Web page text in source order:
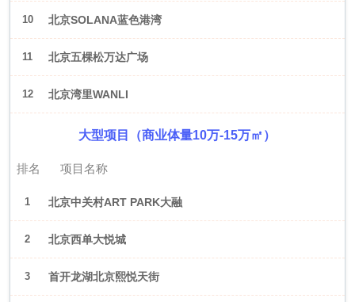
10 北京SOLANA蓝色港湾
11 北京五棵松万达广场
12 北京湾里WANLI
大型项目（商业体量10万-15万㎡）
排名 项目名称
1 北京中关村ART PARK大融
城
2 北京西单大悦城
3 首开龙湖北京熙悦天街